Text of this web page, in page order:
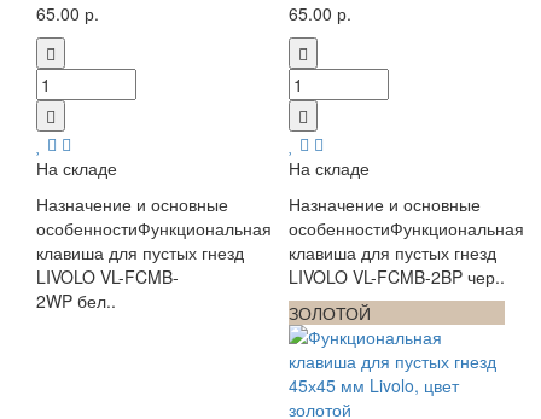
65.00 р.
На складе
Назначение и основные
особенностиФункциональная
клавиша для пустых гнезд
LIVOLO VL-FCMB-
2WP бел..
65.00 р.
На складе
Назначение и основные
особенностиФункциональная
клавиша для пустых гнезд
LIVOLO VL-FCMB-2BP чер..
ЗОЛОТОЙ